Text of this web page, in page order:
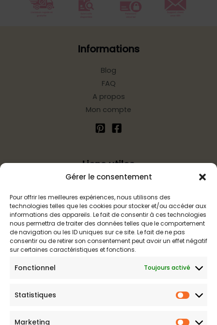
Gérer le consentement
Pour offrir les meilleures expériences, nous utilisons des
technologies telles que les cookies pour stocker et/ou accéder aux
informations des appareils. Le fait de consentir à ces technologies
nous permettra de traiter des données telles que le comportement
de navigation ou les ID uniques sur ce site. Le fait de ne pas
consentir ou de retirer son consentement peut avoir un effet négatif
sur certaines caractéristiques et fonctions.
Fonctionnel Toujours activé
Statistiques
Marketing
Informations
Blog
FAQ
A propos
Mon compte
Liens utiles
Mentions légales
Politique de confidentialité
Politique de remboursements
Conditions générales de vente et d’utilisation
Boutique de maillots gainants
Maillot de bain gainant est votre boutique en ligne de
produits ou une demande sur votre commande, contactez-